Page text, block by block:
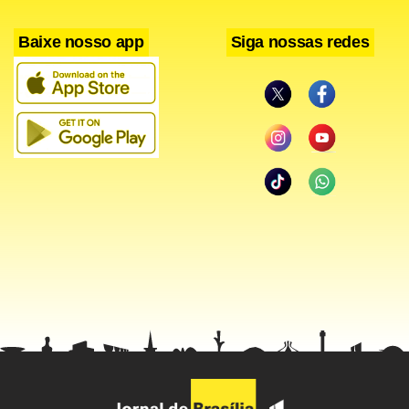
negativa cabal, de que não há nenhuma informação sobre
isso.”
O relatório recomenda que o Ministério da Defesa, em
parceria com a Comissão Especial de Mortos e
Desaparecidos Políticos (CEMDP), da Secretaria Especial
depoimentos serão mantidos sob sigilo.
Baixe nosso app Siga nossas redes